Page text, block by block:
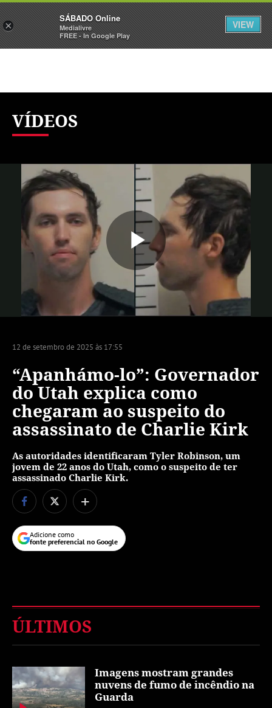
Sábado Assine Iniciar Sessão
VÍDEOS
12 de setembro de 2025 às 17:55
“Apanhámo-lo”: Governador
do Utah explica como
chegaram ao suspeito do
assassinato de Charlie Kirk
As autoridades identificaram Tyler Robinson, um
jovem de 22 anos do Utah, como o suspeito de ter
assassinado Charlie Kirk.
+
Adicione como
fonte preferencial no Google
ÚLTIMOS
Imagens mostram grandes
nuvens de fumo de incêndio na
Guarda
×
SÁBADO Online
Medialivre
FREE - In Google Play
VIEW